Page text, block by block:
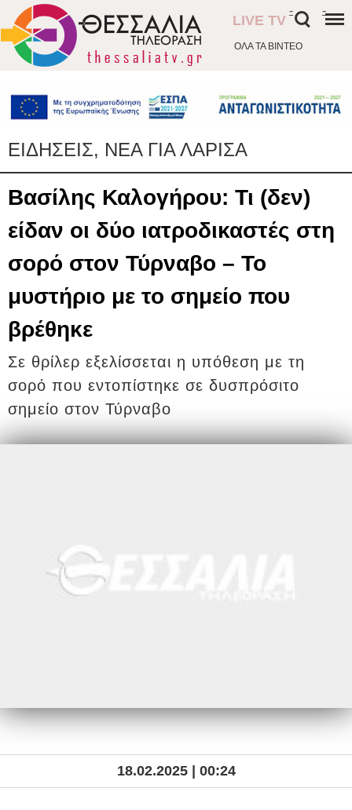
ΟΛΑ ΤΑ ΒΙΝΤΕΟ
LIVE TV
- -
ΕΙΔΗΣΕΙΣ, ΝΕΑ ΓΙΑ ΛΑΡΙΣΑ
Βασίλης Καλογήρου: Τι (δεν)
είδαν οι δύο ιατροδικαστές στη
σορό στον Τύρναβο – Το
μυστήριο με το σημείο που
βρέθηκε
Σε θρίλερ εξελίσσεται η υπόθεση με τη
σορό που εντοπίστηκε σε δυσπρόσιτο
σημείο στον Τύρναβο
18.02.2025 | 00:24